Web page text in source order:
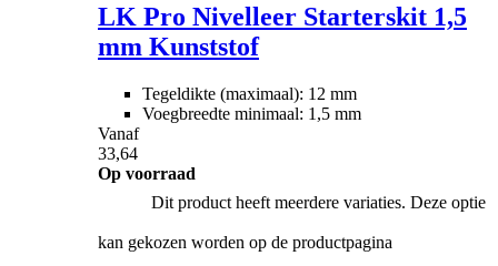
LK Pro Nivelleer Starterskit 1,5
mm Kunststof
Tegeldikte (maximaal): 12 mm
Voegbreedte minimaal: 1,5 mm
Vanaf
33,64
Op voorraad
Dit product heeft meerdere variaties. Deze optie
kan gekozen worden op de productpagina